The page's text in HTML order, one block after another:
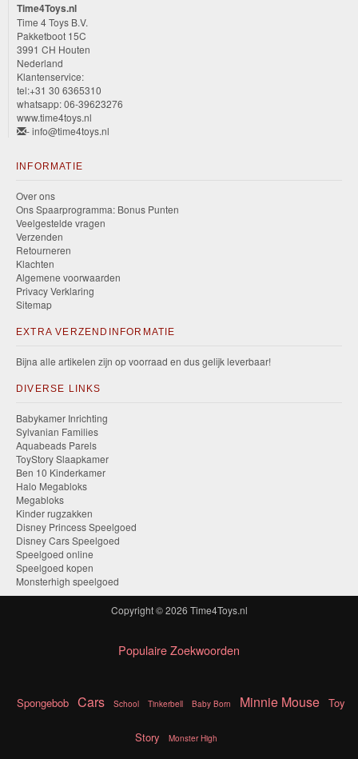
Time4Toys.nl
Time 4 Toys B.V.
Pakketboot 15C
3991 CH Houten
Nederland
Klantenservice:
tel:+31 30 6365310
whatsapp: 06-39623276
www.time4toys.nl
- info@time4toys.nl
INFORMATIE
Over ons
Ons Spaarprogramma: Bonus Punten
Veelgestelde vragen
Verzenden
Retourneren
Klachten
Algemene voorwaarden
Privacy Verklaring
Sitemap
EXTRA VERZENDINFORMATIE
Bijna alle artikelen zijn op voorraad en dus gelijk leverbaar!
DIVERSE LINKS
Babykamer Inrichting
Sylvanian Families
Aquabeads Parels
ToyStory Slaapkamer
Ben 10 Kinderkamer
Halo Megabloks
Megabloks
Kinder rugzakken
Disney Princess Speelgoed
Disney Cars Speelgoed
Speelgoed online
Speelgoed kopen
Monsterhigh speelgoed
Copyright © 2026 Time4Toys.nl
Populaire Zoekwoorden
Spongebob Cars School Tinkerbell Baby Born Minnie Mouse Toy
Story Monster High